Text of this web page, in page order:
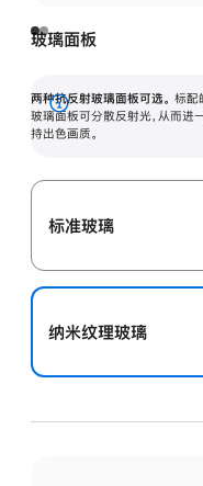
玻璃面板
两种抗反射玻璃面板可选。 标配
玻璃面板可分散反射光，从而进
持出色画质。
展
开
标准玻璃
纳米纹理玻璃